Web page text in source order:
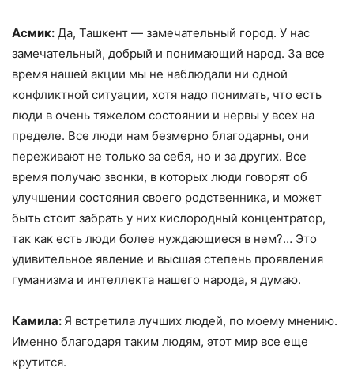
Асмик: Да, Ташкент — замечательный город. У нас
замечательный, добрый и понимающий народ. За все
время нашей акции мы не наблюдали ни одной
конфликтной ситуации, хотя надо понимать, что есть
люди в очень тяжелом состоянии и нервы у всех на
пределе. Все люди нам безмерно благодарны, они
переживают не только за себя, но и за других. Все
время получаю звонки, в которых люди говорят об
улучшении состояния своего родственника, и может
быть стоит забрать у них кислородный концентратор,
так как есть люди более нуждающиеся в нем?… Это
удивительное явление и высшая степень проявления
гуманизма и интеллекта нашего народа, я думаю.
Камила: Я встретила лучших людей, по моему мнению.
Именно благодаря таким людям, этот мир все еще
крутится.